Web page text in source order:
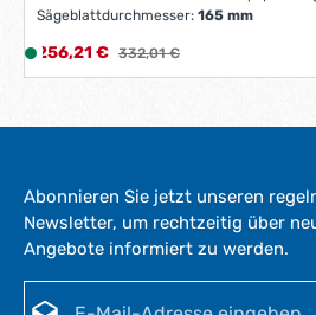
Sägeblattdurchmesser:165 mm
Verkaufspreis:
L
i
f
z
e
i
t
:
256,21 € Regulärer Preis:
332,01 €
Abonnieren Sie jetzt unseren
Newsletter, um rechtzeitig über
Angebote informiert zu werden.